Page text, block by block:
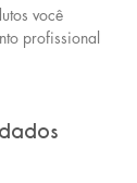
você
profissional